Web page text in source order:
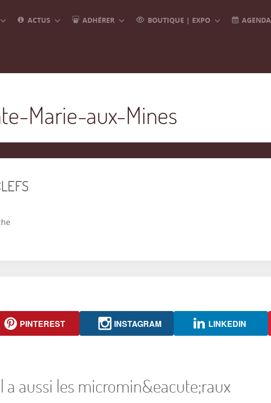
ACTUS ADHÉRER BOUTIQUE | EXPO AGENDA
Marie-aux-Mines
PINTEREST INSTAGRAM LINKEDIN
a aussi les micromin&eacute;raux